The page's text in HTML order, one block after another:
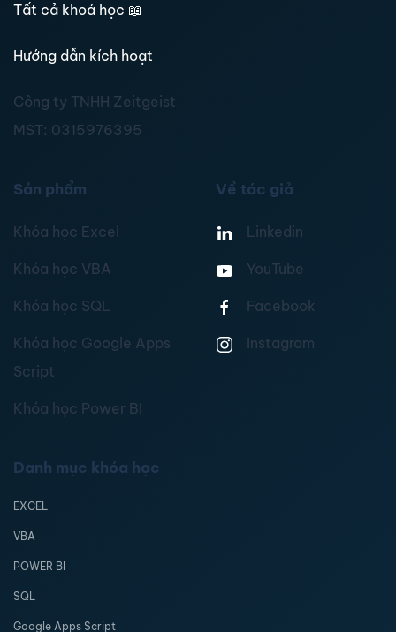
Tất cả khoá học 📖
Hướng dẫn kích hoạt
Công ty TNHH Zeitgeist
MST: 0315976395
Sản phẩm
Khóa học Excel
Khóa học VBA
Khóa học SQL
Khóa học Google Apps
Script
Khóa học Power BI
Về tác giả
Linkedin
YouTube
Facebook
Instagram
Danh mục khóa học
EXCEL
VBA
POWER BI
SQL
Google Apps Script